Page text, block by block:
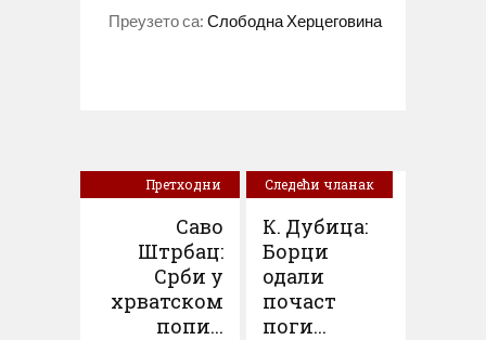
Преузето са: Слободна Херцеговина
Претходни
Саво
Штрбац:
Срби у
хрватском
попи...
Следећи чланак
К. Дубица:
Борци
одали
почаст
поги...